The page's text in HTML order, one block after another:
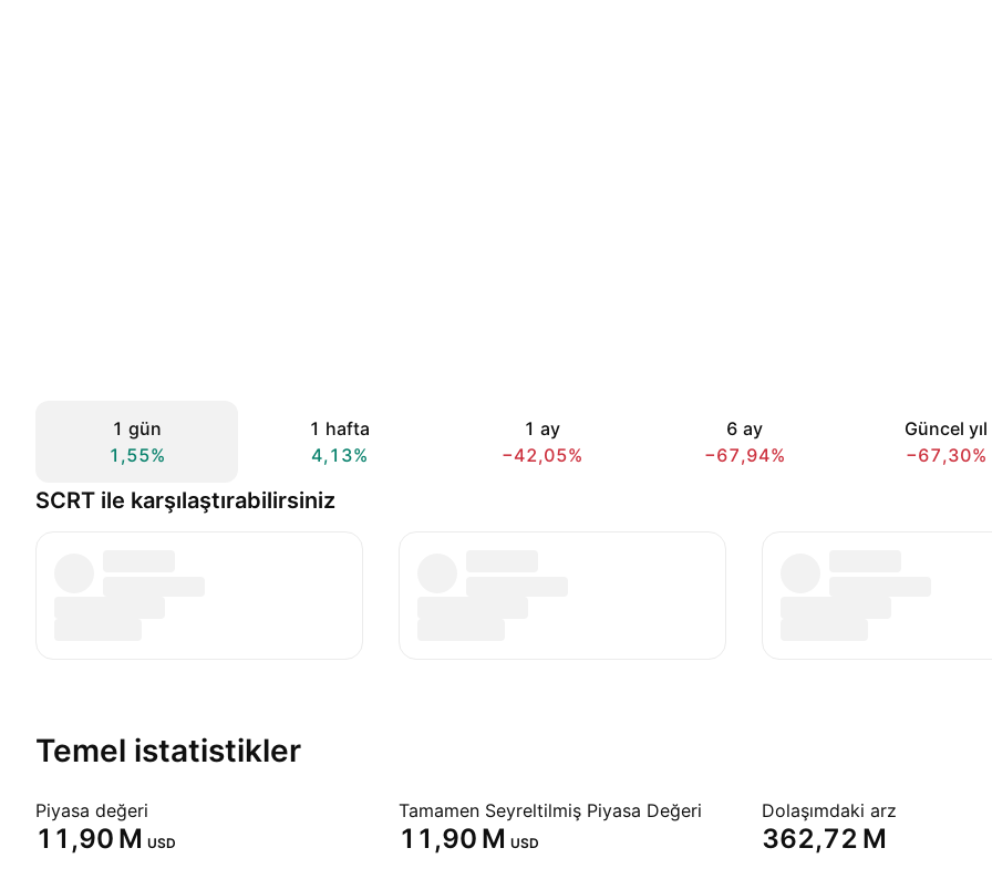
1 gün
1,55%
1 hafta
4,13%
1 ay
−42,05%
6 ay
−67,94%
Güncel yıl
−67,30%
SCRT ile karşılaştırabilirsiniz
Temel istatistikler
Piyasa değeri
‪11,90 M‬ USD
Tamamen Seyreltilmiş Piyasa Değeri
‪11,90 M‬ USD
Dolaşımdaki arz
‪362,72 M‬